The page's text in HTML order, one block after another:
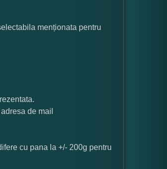
menționata pentru
de mail
cu pana la +/- 200g pentru